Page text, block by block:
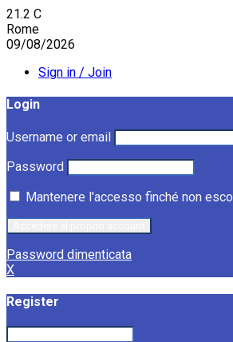
21.2 C
Rome
09/08/2026
Sign in / Join
Login
Username or email
Password
Mantenere l'accesso finché non esco
Password dimenticata
X
Register